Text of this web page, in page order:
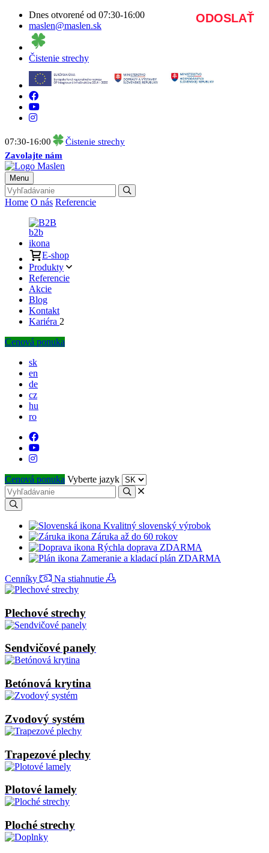
Dnes otvorené od 07:30-16:00
maslen@maslen.sk
Čistenie strechy
07:30-16:00
Čistenie strechy
Zavolajte nám
Menu
Home O nás Referencie
B2B
E-shop
Produkty
Referencie
Akcie
Blog
Kontakt
Kariéra 2
Cenová ponuka
sk
en
de
cz
hu
ro
Cenová ponuka Vyberte jazyk
Kvalitný slovenský výrobok
Záruka až do 60 rokov
Rýchla doprava ZDARMA
Zameranie a kladací plán ZDARMA
Cenníky
Na stiahnutie
Plechové strechy
Sendvičové panely
Betónová krytina
Zvodový systém
Trapezové plechy
Plotové lamely
Ploché strechy